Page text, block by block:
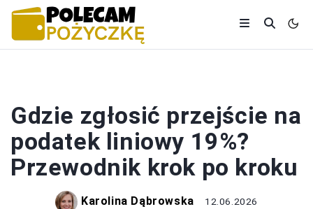
Gdzie zgłosić przejście na
podatek liniowy 19%?
Przewodnik krok po kroku
Karolina Dąbrowska 12.06.2026